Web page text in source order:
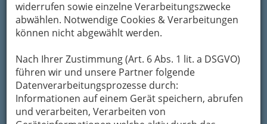
widerrufen sowie einzelne Verarbeitungszwecke
abwählen. Notwendige Cookies & Verarbeitungen
können nicht abgewählt werden.
Nach Ihrer Zustimmung (Art. 6 Abs. 1 lit. a DSGVO)
führen wir und unsere Partner folgende
Datenverarbeitungsprozesse durch:
Informationen auf einem Gerät speichern, abrufen
und verarbeiten, Verarbeiten von